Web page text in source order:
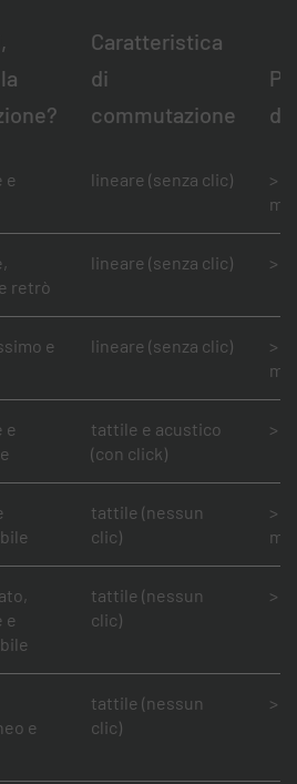
Caratteristica
di
commutazione
e
lineare (senza clic)
>
retrò
lineare (senza clic) >
e
lineare (senza clic)
>
e
tattile e acustico
(con click)
>
tattile (nessun
clic)
>
e
tattile (nessun
clic)
>
e
tattile (nessun
clic)
>